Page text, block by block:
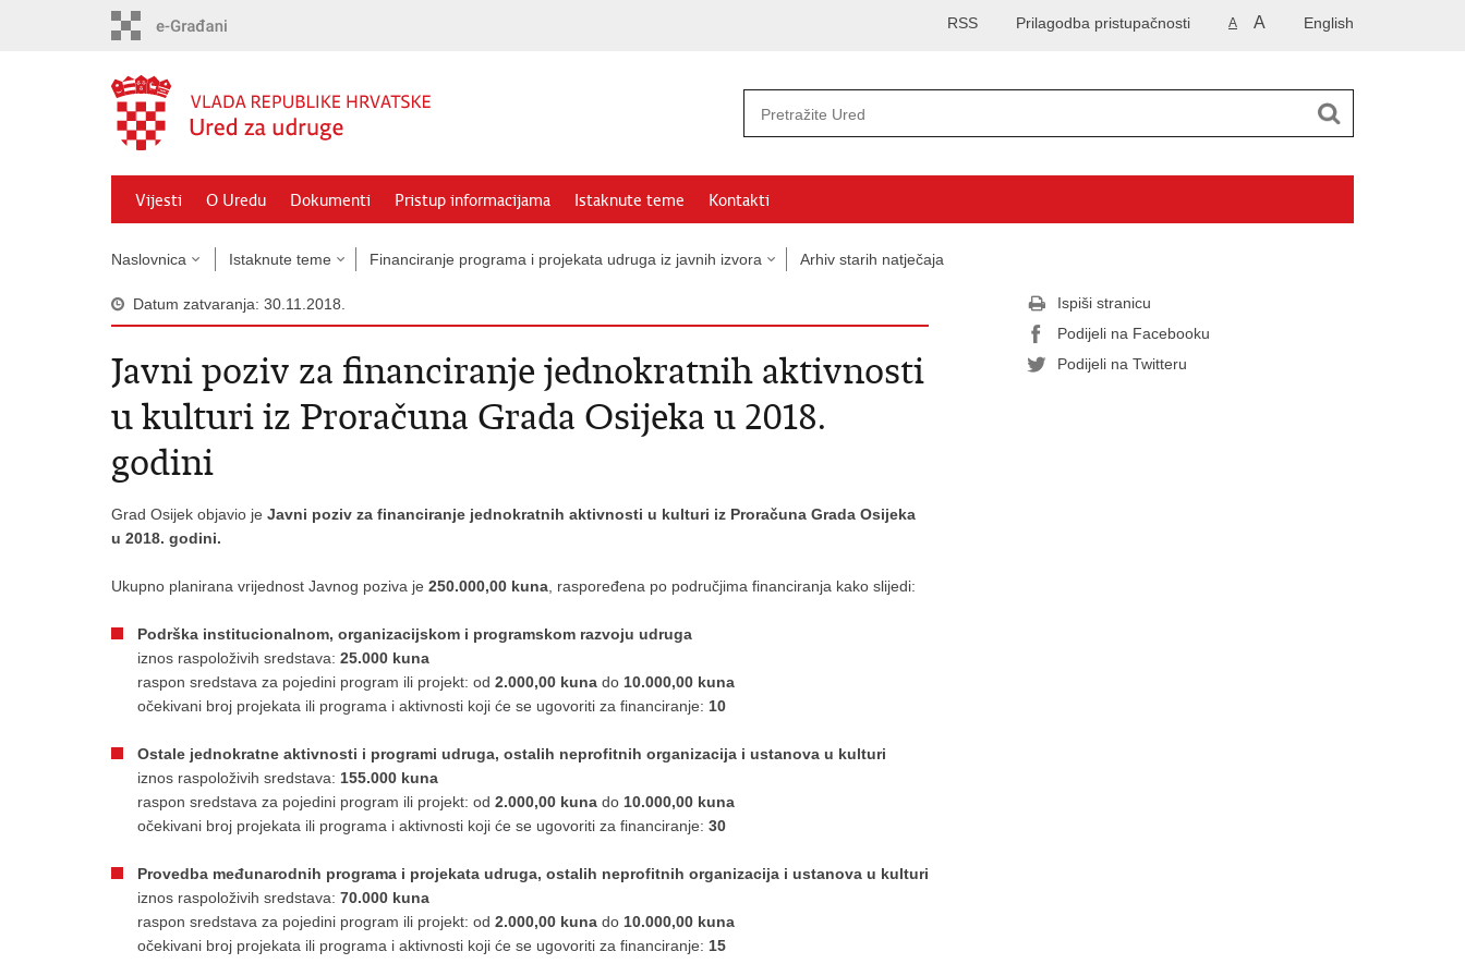
English
A A
Prilagodba pristupačnosti
RSS
Vijesti O Uredu Dokumenti Pristup informacijama Istaknute teme Kontakti
Naslovnica Istaknute teme Financiranje programa i projekata udruga iz javnih izvora Arhiv starih natječaja
Datum zatvaranja: 30.11.2018.
Javni poziv za financiranje jednokratnih aktivnosti
u kulturi iz Proračuna Grada Osijeka u 2018.
godini
Grad Osijek objavio je Javni poziv za financiranje jednokratnih aktivnosti u kulturi iz Proračuna Grada Osijeka
u 2018. godini.
Ukupno planirana vrijednost Javnog poziva je 250.000,00 kuna , raspoređena po područjima financiranja kako slijedi:
Podrška institucionalnom, organizacijskom i programskom razvoju udruga
iznos raspoloživih sredstava: 25.000 kuna
raspon sredstava za pojedini program ili projekt: od 2.000,00 kuna do 10.000,00 kuna
očekivani broj projekata ili programa i aktivnosti koji će se ugovoriti za financiranje: 10
Ostale jednokratne aktivnosti i programi udruga, ostalih neprofitnih organizacija i ustanova u kulturi
iznos raspoloživih sredstava: 155.000 kuna
raspon sredstava za pojedini program ili projekt: od 2.000,00 kuna do 10.000,00 kuna
očekivani broj projekata ili programa i aktivnosti koji će se ugovoriti za financiranje: 30
Provedba međunarodnih programa i projekata udruga, ostalih neprofitnih organizacija i ustanova u kulturi
iznos raspoloživih sredstava: 70.000 kuna
raspon sredstava za pojedini program ili projekt: od 2.000,00 kuna do 10.000,00 kuna
očekivani broj projekata ili programa i aktivnosti koji će se ugovoriti za financiranje: 15
Ispiši stranicu
Podijeli na Facebooku
Podijeli na Twitteru